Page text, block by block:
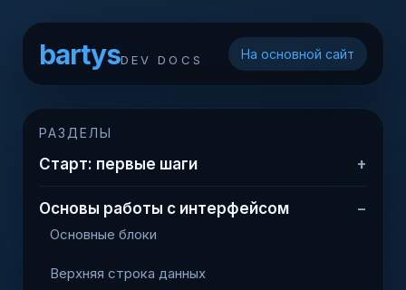
bartysDEV DOCS На основной сайт
РАЗДЕЛЫ
Старт: первые шаги
Основы работы с интерфейсом
Основные блоки
Верхняя строка данных